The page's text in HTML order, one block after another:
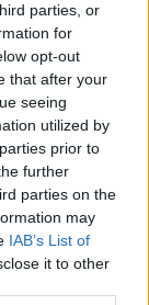
parties, or
for
opt-out
that after your
seeing
utilized by
prior to
further
parties on the
may
IAB’s List of
it to other
⇑
une erreur